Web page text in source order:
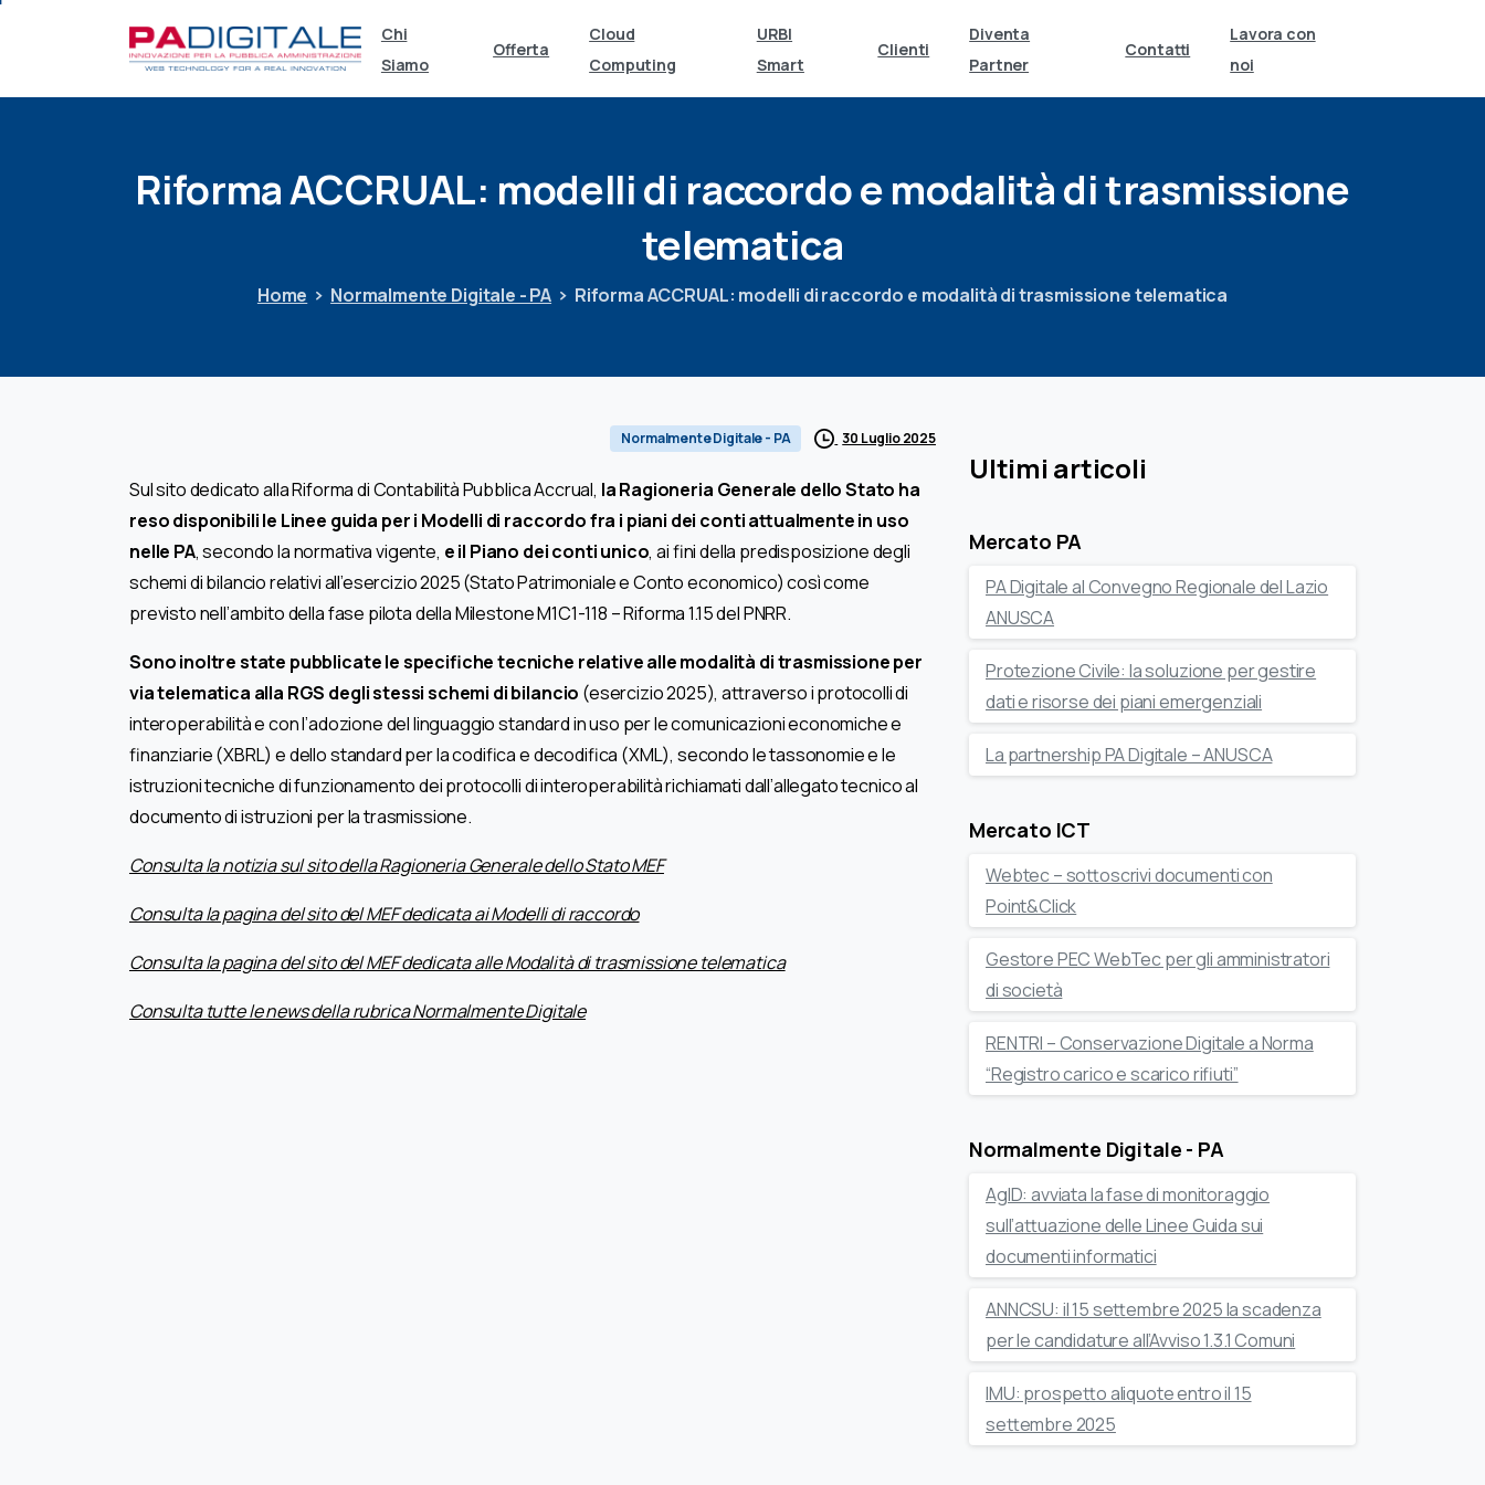
Chi
Siamo
Offerta
Cloud
Computing
URBI
Smart
Clienti
Diventa
Partner
Contatti
Lavora con
noi
RiformaACCRUAL: modellidi raccordoemodalitàditrasmissione
telematica
Home Normalmente Digitale - PA Riforma ACCRUAL: modelli di raccordo e modalità di trasmissione telematica
Normalmente Digitale - PA 30 Luglio 2025
Sul sito dedicato alla Riforma di Contabilità Pubblica Accrual, la Ragioneria Generale dello Stato ha
reso disponibili le Linee guida per i Modelli di raccordo fra i piani dei conti attualmente in uso
nelle PA, secondo la normativa vigente, e il Piano dei conti unico, ai fini della predisposizione degli
schemi di bilancio relativi all’esercizio 2025 (Stato Patrimoniale e Conto economico) così come
previsto nell’ambito della fase pilota della Milestone M1C1-118 – Riforma 1.15 del PNRR.
Sono inoltre state pubblicate le specifiche tecniche relative alle modalità di trasmissione per
via telematica alla RGS degli stessi schemi di bilancio (esercizio 2025), attraverso i protocolli di
interoperabilità e con l’adozione del linguaggio standard in uso per le comunicazioni economiche e
finanziarie (XBRL) e dello standard per la codifica e decodifica (XML), secondo le tassonomie e le
istruzioni tecniche di funzionamento dei protocolli di interoperabilità richiamati dall’allegato tecnico al
documento di istruzioni per la trasmissione.
Consultala notizia sul sito della Ragioneria Generale dello Stato MEF
Consulta la pagina del sito del MEF dedicata ai Modelli di raccordo
Consulta la pagina del sito del MEF dedicata alle Modalità di trasmissione telematica
Consulta tutte le news della rubrica Normalmente Digitale
Ultimi articoli
Mercato PA
PA Digitale al Convegno Regionale del Lazio
ANUSCA
Protezione Civile: la soluzione per gestire
dati e risorse dei piani emergenziali
La partnership PA Digitale – ANUSCA
Mercato ICT
Webtec – sottoscrivi documenti con
Point&Click
Gestore PEC WebTec per gli amministratori
di società
RENTRI – Conservazione Digitale a Norma
“Registro carico e scarico rifiuti”
Normalmente Digitale - PA
AgID: avviata la fase di monitoraggio
sull’attuazione delle Linee Guida sui
documenti informatici
ANNCSU: il 15 settembre 2025 la scadenza
per le candidature all’Avviso 1.3.1 Comuni
IMU: prospetto aliquote entro il 15
settembre 2025